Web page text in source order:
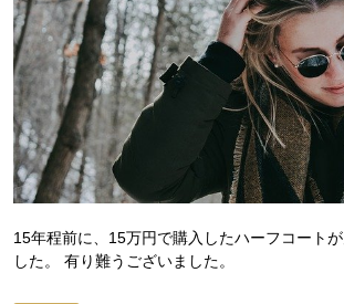
15年程前に、15万円で購入したハーフコート
した。 有り難うございました。